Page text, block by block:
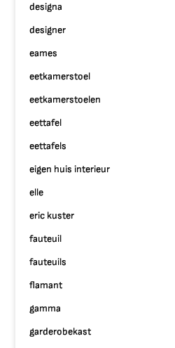
designa
designer
eames
eetkamerstoel
eetkamerstoelen
eettafel
eettafels
eigen huis interieur
elle
eric kuster
fauteuil
fauteuils
flamant
gamma
garderobekast